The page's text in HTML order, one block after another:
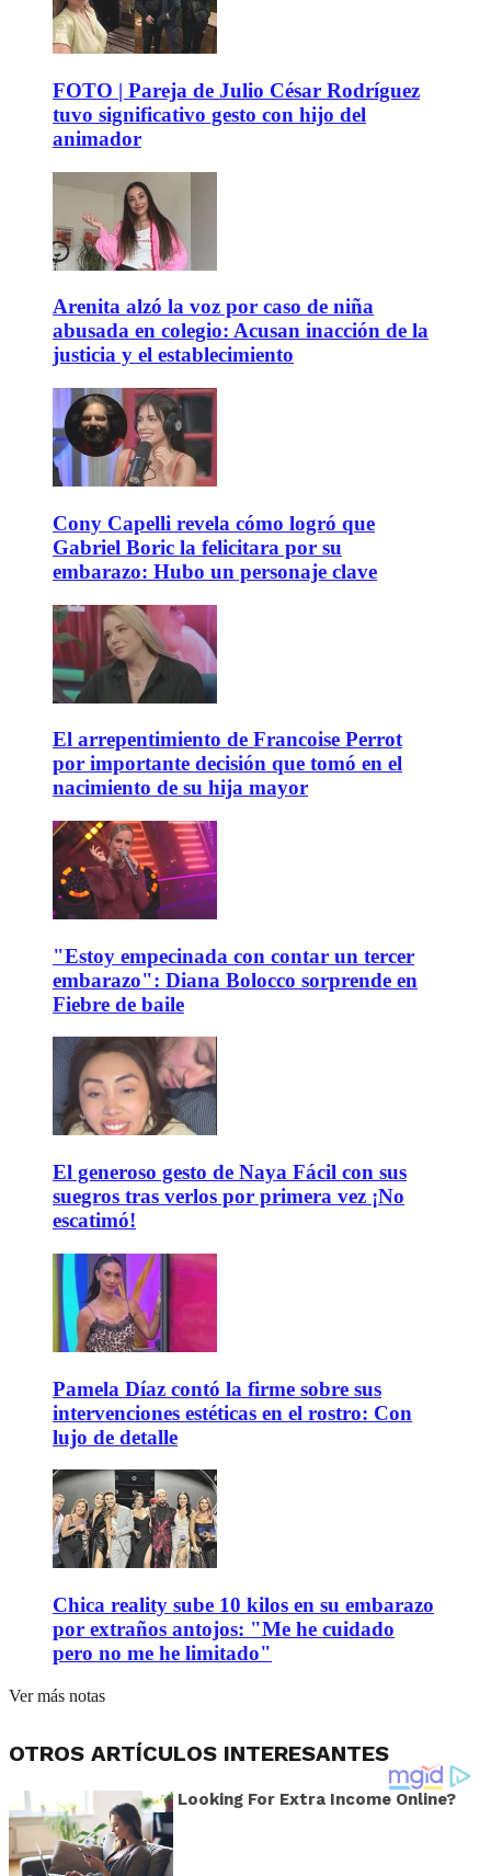
FOTO | Pareja de Julio César Rodríguez
tuvo significativo gesto con hijo del
animador
Arenita alzó la voz por caso de niña
abusada en colegio: Acusan inacción de la
justicia y el establecimiento
Cony Capelli revela cómo logró que
Gabriel Boric la felicitara por su
embarazo: Hubo un personaje clave
El arrepentimiento de Francoise Perrot
por importante decisión que tomó en el
nacimiento de su hija mayor
"Estoy empecinada con contar un tercer
embarazo": Diana Bolocco sorprende en
Fiebre de baile
El generoso gesto de Naya Fácil con sus
suegros tras verlos por primera vez ¡No
escatimó!
Pamela Díaz contó la firme sobre sus
intervenciones estéticas en el rostro: Con
lujo de detalle
Chica reality sube 10 kilos en su embarazo
por extraños antojos: "Me he cuidado
pero no me he limitado"
Ver más notas
OTROS ARTÍCULOS INTERESANTES
Looking For Extra Income Online?